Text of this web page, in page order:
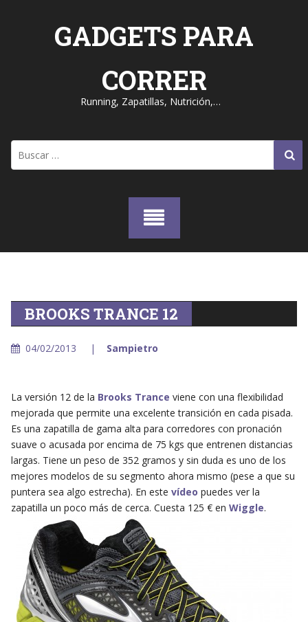
GADGETS PARA
CORRER
Running, Zapatillas, Nutrición,…
BROOKS TRANCE 12
04/02/2013 Sampietro
La versión 12 de la Brooks Trance viene con una flexibilidad
mejorada que permite una excelente transición en cada pisada.
Es una zapatilla de gama alta para corredores con pronación
suave o acusada por encima de 75 kgs que entrenen distancias
largas. Tiene un peso de 352 gramos y sin duda es uno de los
mejores modelos de su segmento ahora mismo (pese a que su
puntera sea algo estrecha). En este vídeo puedes ver la
zapatilla un poco más de cerca. Cuesta 125 € en Wiggle.